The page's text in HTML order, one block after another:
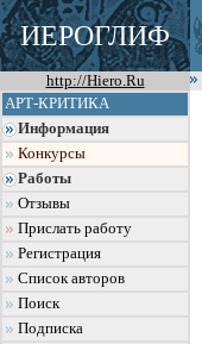
ИЕРОГЛИФ
http://Hiero.Ru
АРТ-КРИТИКА
Информация
Конкурсы
Работы
Отзывы
Прислать работу
Регистрация
Список авторов
Поиск
Подписка